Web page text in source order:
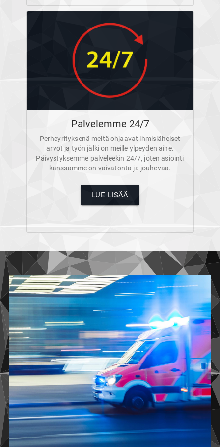
Palvelemme 24/7
Perheyrityksenä meitä ohjaavat ihmisläheiset
arvot ja työn jälki on meille ylpeyden aihe.
Päivystyksemme palveleekin 24/7, joten asiointi
kanssamme on vaivatonta ja jouhevaa.
LUE LISÄÄ